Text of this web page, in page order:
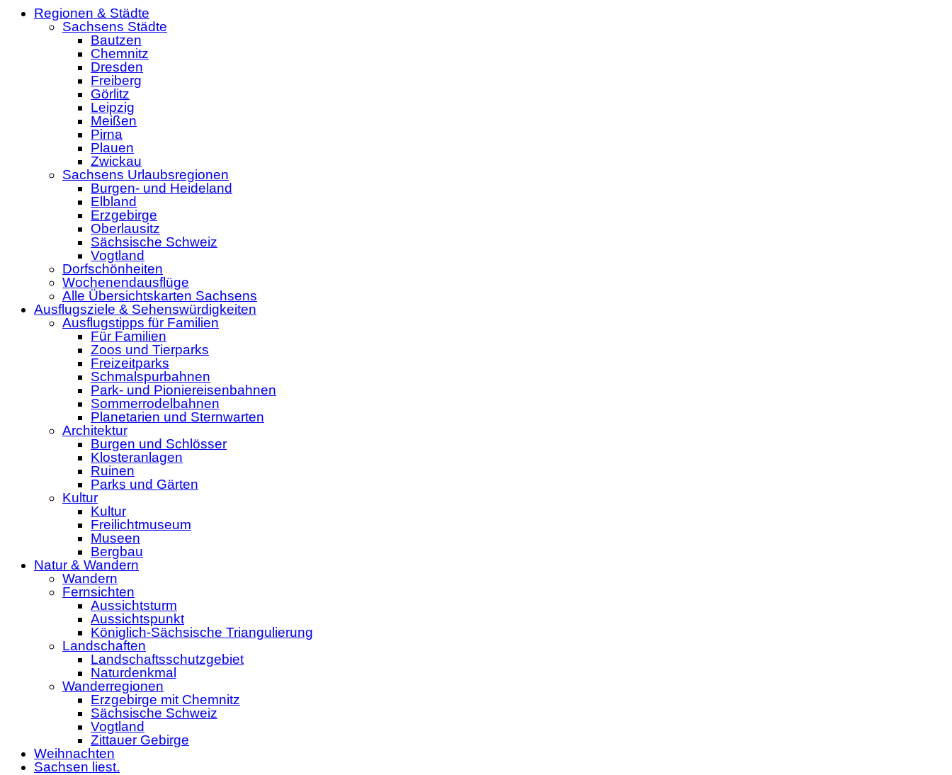
Regionen & Städte
Sachsens Städte
Bautzen
Chemnitz
Dresden
Freiberg
Görlitz
Leipzig
Meißen
Pirna
Plauen
Zwickau
Sachsens Urlaubsregionen
Burgen- und Heideland
Elbland
Erzgebirge
Oberlausitz
Sächsische Schweiz
Vogtland
Dorfschönheiten
Wochenendausflüge
Alle Übersichtskarten Sachsens
Ausflugsziele & Sehenswürdigkeiten
Ausflugstipps für Familien
Für Familien
Zoos und Tierparks
Freizeitparks
Schmalspurbahnen
Park- und Pioniereisenbahnen
Sommerrodelbahnen
Planetarien und Sternwarten
Architektur
Burgen und Schlösser
Klosteranlagen
Ruinen
Parks und Gärten
Kultur
Kultur
Freilichtmuseum
Museen
Bergbau
Natur & Wandern
Wandern
Fernsichten
Aussichtsturm
Aussichtspunkt
Königlich-Sächsische Triangulierung
Landschaften
Landschaftsschutzgebiet
Naturdenkmal
Wanderregionen
Erzgebirge mit Chemnitz
Sächsische Schweiz
Vogtland
Zittauer Gebirge
Weihnachten
Sachsen liest.